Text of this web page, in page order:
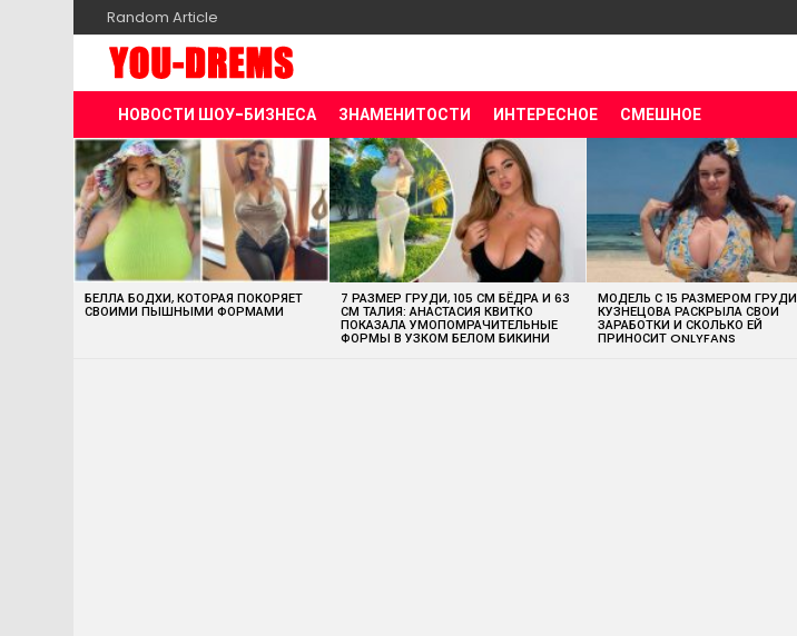
Random Article
НОВОСТИ ШОУ-БИЗНЕСА ЗНАМЕНИТОСТИ ИНТЕРЕСНОЕ СМЕШНОЕ
MOST
VIEWED
STORIES
БЕЛЛА БОДХИ, КОТОРАЯ ПОКОРЯЕТ
СВОИМИ ПЫШНЫМИ ФОРМАМИ
7 РАЗМЕР ГРУДИ, 105 СМ БЁДРА И 63
СМ ТАЛИЯ: АНАСТАСИЯ КВИТКО
ПОКАЗАЛА УМОПОМРАЧИТЕЛЬНЫЕ
ФОРМЫ В УЗКОМ БЕЛОМ БИКИНИ
МОДЕЛЬ С 15 РАЗМЕРОМ ГРУДИ
КУЗНЕЦОВА РАСКРЫЛА СВОИ
ЗАРАБОТКИ И СКОЛЬКО ЕЙ
ПРИНОСИТ ONLYFANS